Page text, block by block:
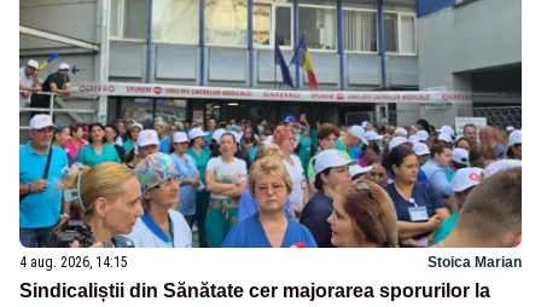
4 aug. 2026, 14:15 Stoica Marian
Sindicaliștii din Sănătate cer majorarea sporurilor la